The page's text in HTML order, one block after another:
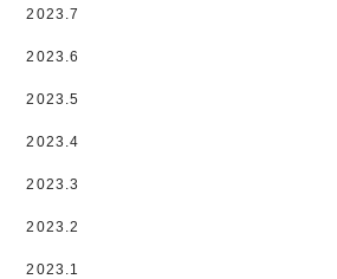
2023.7
2023.6
2023.5
2023.4
2023.3
2023.2
2023.1